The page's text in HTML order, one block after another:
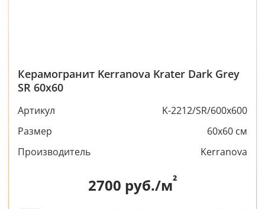
Керамогранит Kerranova Krater Dark Grey
SR 60x60
Артикул
K-2212/SR/600x600
Размер
60x60 см
Производитель
Kerranova
2700 руб./м²